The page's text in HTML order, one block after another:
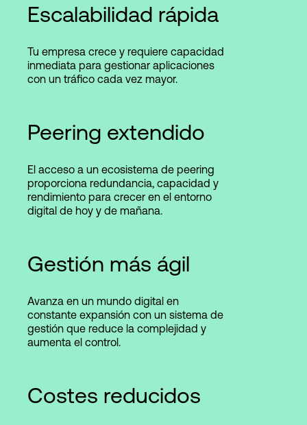
Escalabilidad rápida
Tu empresa crece y requiere capacidad
inmediata para gestionar aplicaciones
con un tráfico cada vez mayor.
Peering extendido
El acceso a un ecosistema de peering
proporciona redundancia, capacidad y
rendimiento para crecer en el entorno
digital de hoy y de mañana.
Gestión más ágil
Avanza en un mundo digital en
constante expansión con un sistema de
gestión que reduce la complejidad y
aumenta el control.
Costes reducidos